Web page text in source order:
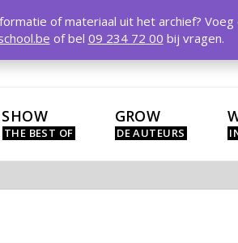
SHOW GROW
of materiaal uit het archief?
of bel 09 234 72 00 bij vragen.